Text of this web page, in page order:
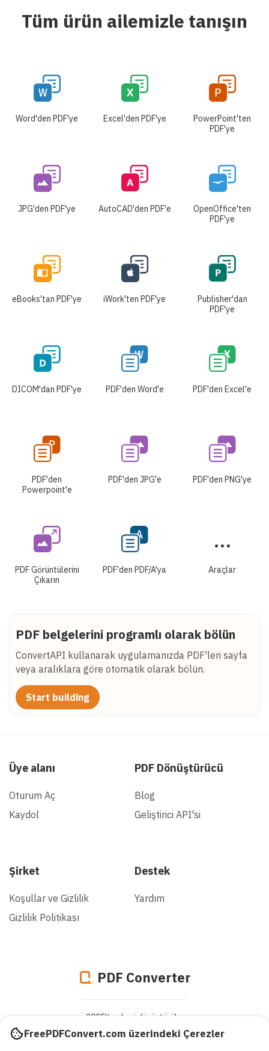
Tüm ürün ailemizle tanışın
Word'den PDF'ye Excel'den PDF'ye
PowerPoint'ten
PDF'ye
JPG'den PDF'ye AutoCAD'den PDF'e
OpenOffice'ten
PDF'ye
eBooks'tan PDF'ye iWork'ten PDF'ye
Publisher'dan
PDF'ye
DICOM'dan PDF'ye PDF'den Word'e PDF'den Excel'e
PDF'den
Powerpoint'e
PDF'den JPG'e PDF'den PNG'ye
PDF Görüntülerini
Çıkarın
PDF'den PDF/A'ya Araçlar
PDF belgelerini programlı olarak bölün
ConvertAPI kullanarak uygulamanızda PDF'leri sayfa
veya aralıklara göre otomatik olarak bölün.
Start building
Üye alanı
Oturum Aç
Kaydol
PDF Dönüştürücü
Blog
Geliştirici API'si
Şirket
Koşullar ve Gizlilik
Gizlilik Politikası
Destek
Yardım
PDF Converter
2005'ten beri dönüştürülen
943380035807
FreePDFConvert.com üzerindeki Çerezler